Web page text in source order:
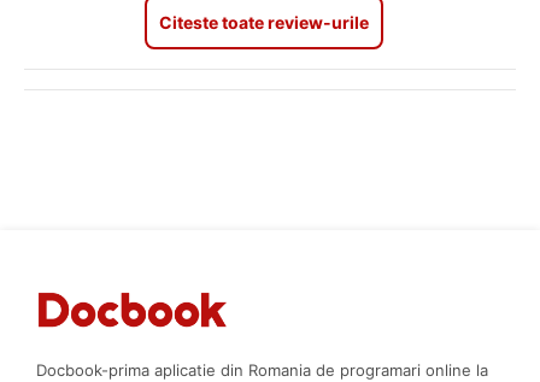
Citeste toate review-urile
Docbook-prima aplicatie din Romania de programari online la